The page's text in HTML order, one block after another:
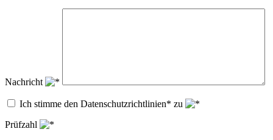
Nachricht
Ich stimme den Datenschutzrichtlinien* zu
Prüfzahl